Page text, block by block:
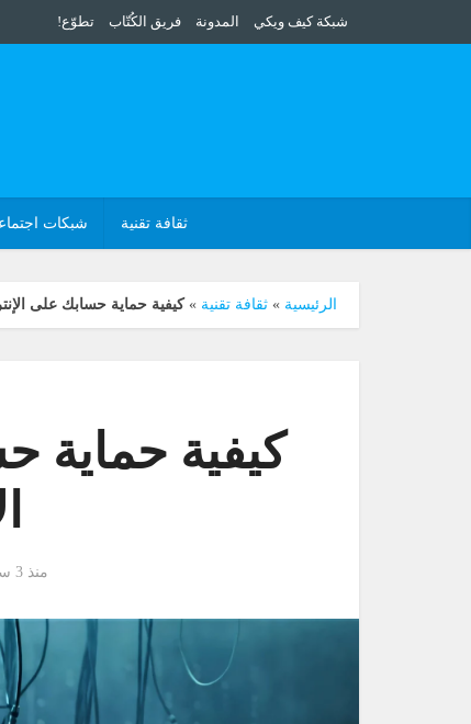
شبكة كيف ويكي المدونة فريق الكُتّاب تطوّع!
ثقافة تقنية شبكات
الرئيسية » ثقافة تقنية »كيفية حماية حسابك على
كيفية حماية
منذ 3 سنوات